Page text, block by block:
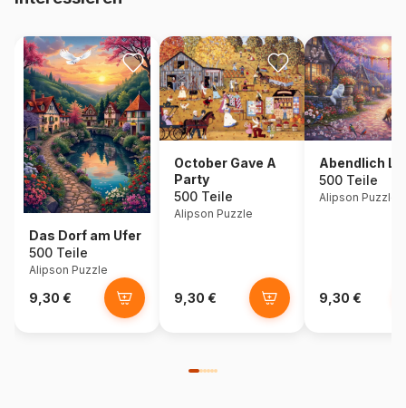
Das Dorf am Ufer
500 Teile
Alipson Puzzle
9,30 €
October Gave A
Party
500 Teile
Alipson Puzzle
9,30 €
Abendlich
500 Teile
Alipson Puzzle
9,30 €